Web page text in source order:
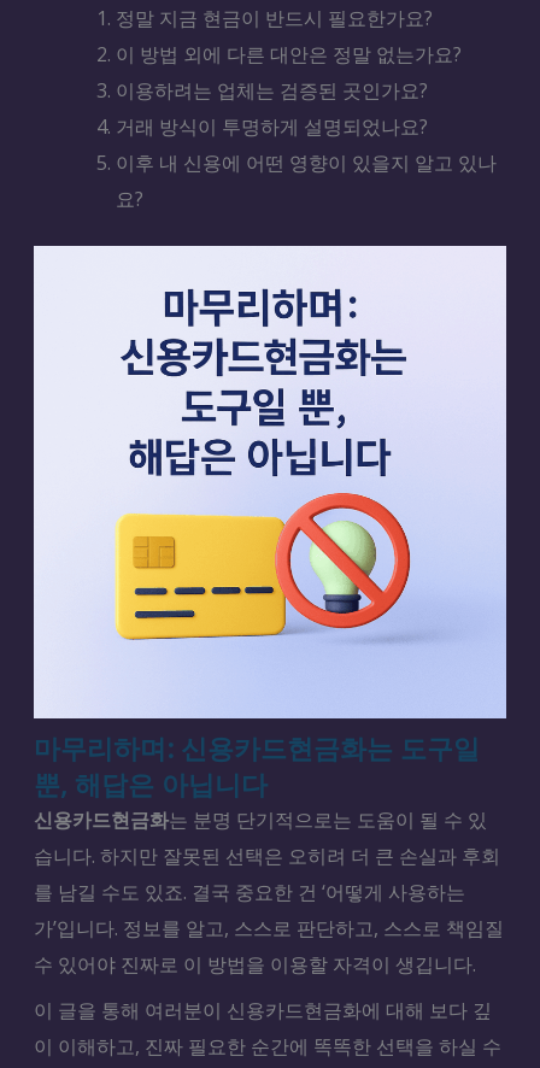
정말 지금 현금이 반드시 필요한가요?
이 방법 외에 다른 대안은 정말 없는가요?
이용하려는 업체는 검증된 곳인가요?
거래 방식이 투명하게 설명되었나요?
이후 내 신용에 어떤 영향이 있을지 알고 있나
요?
마무리하며: 신용카드현금화는 도구일
뿐, 해답은 아닙니다
신용카드현금화는 분명 단기적으로는 도움이 될 수 있
습니다. 하지만 잘못된 선택은 오히려 더 큰 손실과 후회
를 남길 수도 있죠. 결국 중요한 건 ‘어떻게 사용하는
가’입니다. 정보를 알고, 스스로 판단하고, 스스로 책임질
수 있어야 진짜로 이 방법을 이용할 자격이 생깁니다.
이 글을 통해 여러분이 신용카드현금화에 대해 보다 깊
이 이해하고, 진짜 필요한 순간에 똑똑한 선택을 하실 수